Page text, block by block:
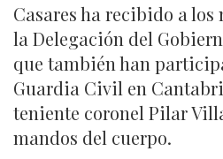
Casares ha recibido a los
la Delegación del
que también han
Guardia Civil en
teniente coronel Pilar
mandos del cuerpo.